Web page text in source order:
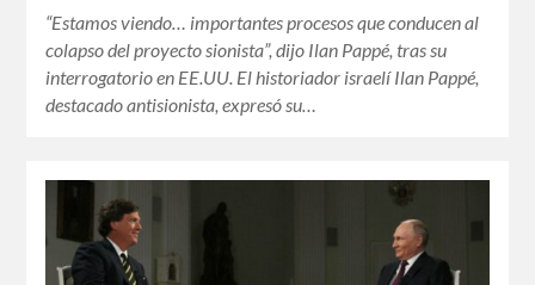
“Estamos viendo… importantes procesos que conducen al
colapso del proyecto sionista”, dijo Ilan Pappé, tras su
interrogatorio en EE.UU. El historiador israelí Ilan Pappé,
destacado antisionista, expresó su…